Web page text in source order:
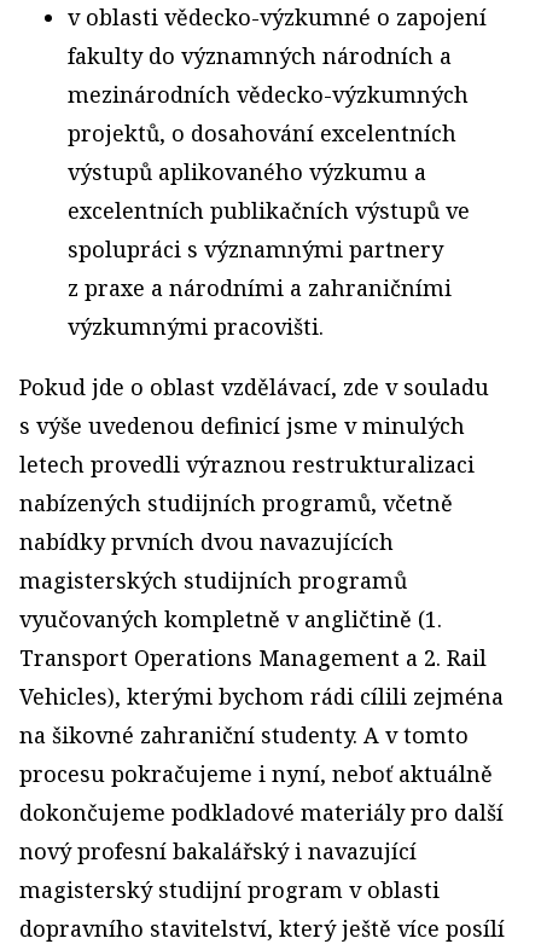
v oblasti vědecko-výzkumné o zapojení
fakulty do významných národních a
mezinárodních vědecko-výzkumných
projektů, o dosahování excelentních
výstupů aplikovaného výzkumu a
excelentních publikačních výstupů ve
spolupráci s významnými partnery
z praxe a národními a zahraničními
výzkumnými pracovišti.
Pokud jde o oblast vzdělávací, zde v souladu
s výše uvedenou definicí jsme v minulých
letech provedli výraznou restrukturalizaci
nabízených studijních programů, včetně
nabídky prvních dvou navazujících
magisterských studijních programů
vyučovaných kompletně v angličtině (1.
Transport Operations Management a 2. Rail
Vehicles), kterými bychom rádi cílili zejména
na šikovné zahraniční studenty. A v tomto
procesu pokračujeme i nyní, neboť aktuálně
dokončujeme podkladové materiály pro další
nový profesní bakalářský i navazující
magisterský studijní program v oblasti
dopravního stavitelství, který ještě více posílí